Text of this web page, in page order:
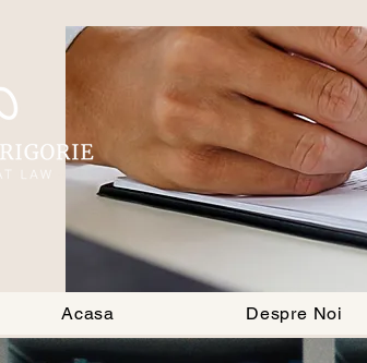
Acasa
Despre Noi
BLOG